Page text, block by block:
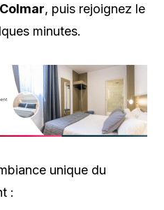
, puis rejoignez le
minutes.
unique du
: